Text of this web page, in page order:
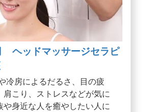
ッドマッサージセラピ
房によるだるさ、目の疲
肩こり、ストレスなどが気に
や身近な人を癒やしたい人に